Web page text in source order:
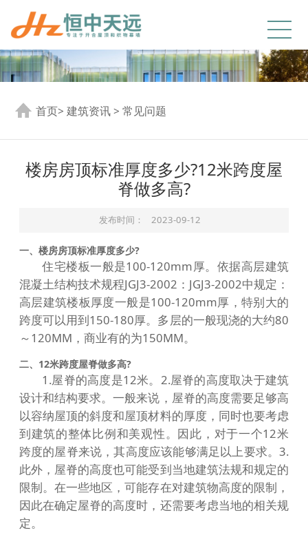
首页>建筑资讯>常见问题
楼房房顶标准厚度多少?12米跨度屋
脊做多高?
发布时间： 2023-09-12
一、楼房房顶标准厚度多少?
住宅楼板一般是100-120mm厚。依据高层建筑
混凝土结构技术规程JGJ3-2002：JGJ3-2002中规定：
高层建筑楼板厚度一般是100-120mm厚，特别大的
跨度可以用到150-180厚。多层的一般现浇的大约80
～120MM，商业有的为150MM。
二、12米跨度屋脊做多高?
1.屋脊的高度是12米。2.屋脊的高度取决于建筑
设计和结构要求。一般来说，屋脊的高度需要足够高
以容纳屋顶的斜度和屋顶材料的厚度，同时也要考虑
到建筑的整体比例和美观性。因此，对于一个12米
跨度的屋脊来说，其高度应该能够满足以上要求。3.
此外，屋脊的高度也可能受到当地建筑法规和规定的
限制。在一些地区，可能存在对建筑物高度的限制，
因此在确定屋脊的高度时，还需要考虑当地的相关规
定。